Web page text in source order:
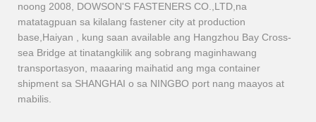
noong 2008, DOWSON'S FASTENERS CO.,LTD,na
matatagpuan sa kilalang fastener city at production
base,Haiyan , kung saan available ang Hangzhou Bay Cross-
sea Bridge at tinatangkilik ang sobrang maginhawang
transportasyon, maaaring maihatid ang mga container
shipment sa SHANGHAI o sa NINGBO port nang maayos at
mabilis.